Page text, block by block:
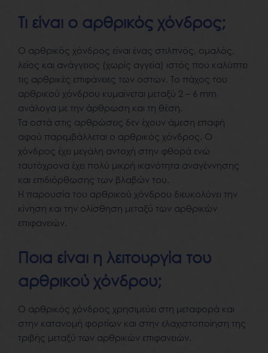
Τι είναι ο αρθρικός χόνδρος;
Ο αρθρικός χόνδρος είναι ένας στιλπνός, ομαλός,
λείος και ανάγγειος (χωρίς αγγεία) ιστός που καλύπτει
τις αρθρικές επιφάνειες των οστών. Το πάχος του
αρθρικού χόνδρου κυμαίνεται μεταξύ 2 – 6 mm
ανάλογα με την άρθρωση και τη θέση.
Τα οστά στις αρθρώσεις δεν έχουν άμεση επαφή
αφού παρεμβάλλεται ο αρθρικός χόνδρος. Ο
χόνδρος έχει μεγάλη αντοχή στην φθορά ενώ
ταυτόχρονα έχει πολύ μικρή ικανότητα αναγέννησης
και επιδιόρθωσης των βλαβών του.
Η παρουσία του αρθρικού χόνδρου διευκολύνει την
κίνηση και την ολίσθηση μεταξύ των αρθρικών
επιφανειών.
Ποια είναι η λειτουργία του
αρθρικού χόνδρου;
Ο αρθρικός χόνδρος χρησιμεύει στη μεταφορά και
στην κατανομή φορτίων και στην ελαχιστοποίηση της
τριβής μεταξύ των αρθρικών επιφανειών.